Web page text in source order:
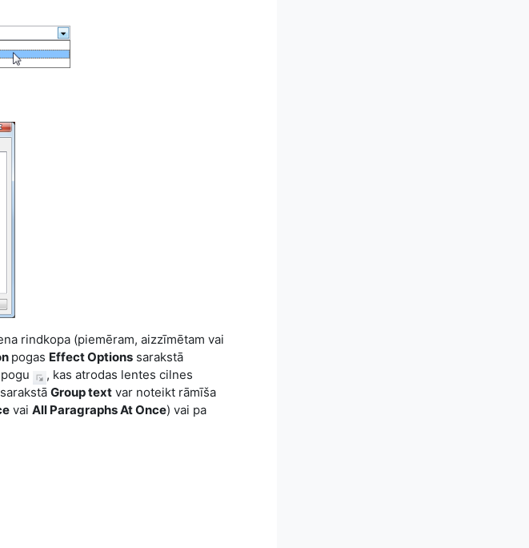
rindkopa (piemēram, aizzīmētam vai
pogas Effect Options sarakstā
, kas atrodas lentes cilnes
sarakstā Group text var noteikt rāmīša
vai All Paragraphs At Once) vai pa